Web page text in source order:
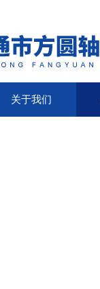
关于我们
关于我们